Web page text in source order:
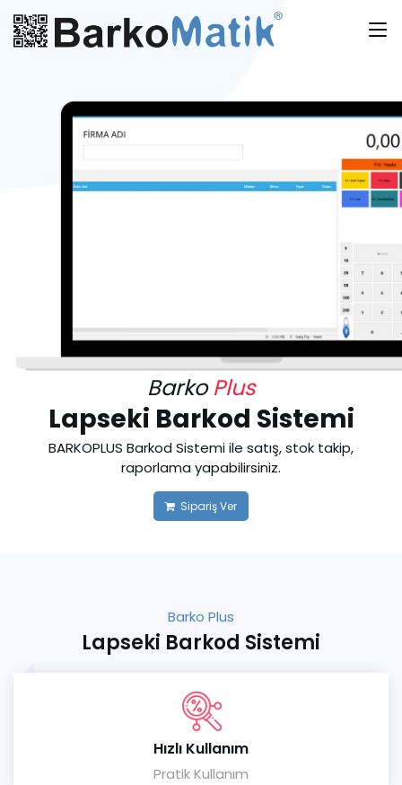
BarkoPlus
Lapseki Barkod Sistemi
BARKOPLUS Barkod Sistemi ile satış, stok takip,
raporlama yapabilirsiniz.
Sipariş Ver
Barko Plus
Lapseki Barkod Sistemi
Hızlı Kullanım
Pratik Kullanım